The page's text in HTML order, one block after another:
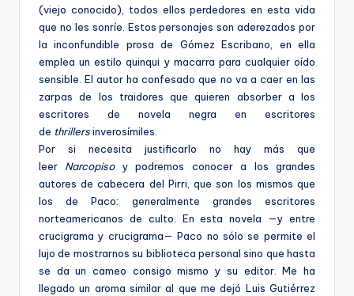
(viejo conocido), todos ellos perdedores en esta vida
que no les sonríe. Estos personajes son aderezados por
la inconfundible prosa de Gómez Escribano, en ella
emplea un estilo quinqui y macarra para cualquier oído
sensible. El autor ha confesado que no va a caer en las
zarpas de los traidores que quieren absorber a los
escritores de novela negra en escritores
de thrillersinverosímiles.
Por si necesita justificarlo no hay más que
leer Narcopisoy podremos conocer a los grandes
autores de cabecera del Pirri, que son los mismos que
los de Paco: generalmente grandes escritores
norteamericanos de culto. En esta novela —y entre
crucigrama y crucigrama— Paco no sólo se permite el
lujo de mostrarnos su biblioteca personal sino que hasta
se da un cameo consigo mismo y su editor. Me ha
llegado un aroma similar al que me dejó Luis Gutiérrez